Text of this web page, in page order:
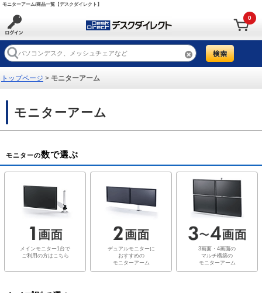
モニターアーム/商品一覧【デスクダイレクト】
0
トップページ > モニターアーム
モニターアーム
モニターの数で選ぶ
メインモニター1台で
ご利用の方はこちら
デュアルモニターに
おすすめの
モニターアーム
3画面・4画面の
マルチ構築の
モニターアーム